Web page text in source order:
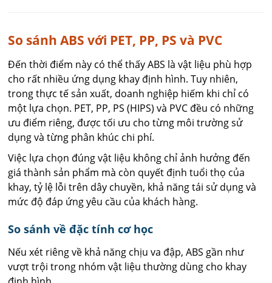
So sánh ABS với PET, PP, PS và PVC
Đến thời điểm này có thể thấy ABS là vật liệu phù hợp
cho rất nhiều ứng dụng khay định hình. Tuy nhiên,
trong thực tế sản xuất, doanh nghiệp hiếm khi chỉ có
một lựa chọn. PET, PP, PS (HIPS) và PVC đều có những
ưu điểm riêng, được tối ưu cho từng môi trường sử
dụng và từng phân khúc chi phí.
Việc lựa chọn đúng vật liệu không chỉ ảnh hưởng đến
giá thành sản phẩm mà còn quyết định tuổi thọ của
khay, tỷ lệ lỗi trên dây chuyền, khả năng tái sử dụng và
mức độ đáp ứng yêu cầu của khách hàng.
So sánh về đặc tính cơ học
Nếu xét riêng về khả năng chịu va đập, ABS gần như
vượt trội trong nhóm vật liệu thường dùng cho khay